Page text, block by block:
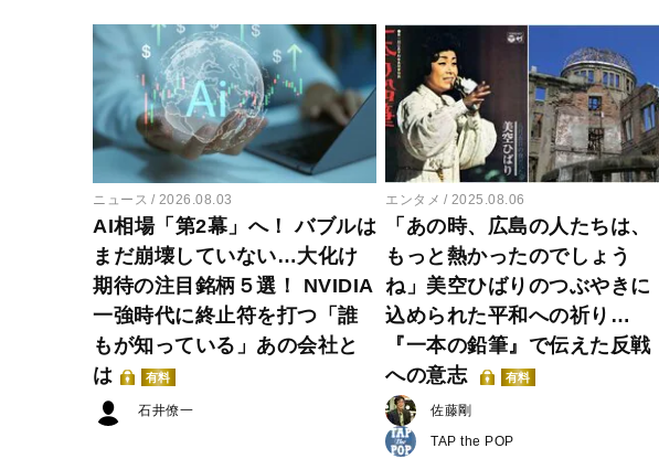
ニュース 2026.08.03
AI相場「第2幕」へ！ バブルは
まだ崩壊していない…大化け
期待の注目銘柄５選！ NVIDIA
一強時代に終止符を打つ「誰
もが知っている」あの会社と
は
有料
石井僚一
エンタメ 2025.08.06
「あの時、広島の人たちは、
もっと熱かったのでしょう
ね」美空ひばりのつぶやきに
込められた平和への祈り…
『一本の鉛筆』で伝えた反戦
への意志
有料
佐藤剛
TAP the POP